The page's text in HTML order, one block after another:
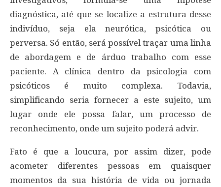
diagnóstica, até que se localize a estrutura desse
indivíduo, seja ela neurótica, psicótica ou
perversa. Só então, será possível traçar uma linha
de abordagem e de árduo trabalho com esse
paciente. A clínica dentro da psicologia com
psicóticos é muito complexa. Todavia,
simplificando seria fornecer a este sujeito, um
lugar onde ele possa falar, um processo de
reconhecimento, onde um sujeito poderá advir.
Fato é que a loucura, por assim dizer, pode
acometer diferentes pessoas em quaisquer
momentos da sua história de vida ou jornada